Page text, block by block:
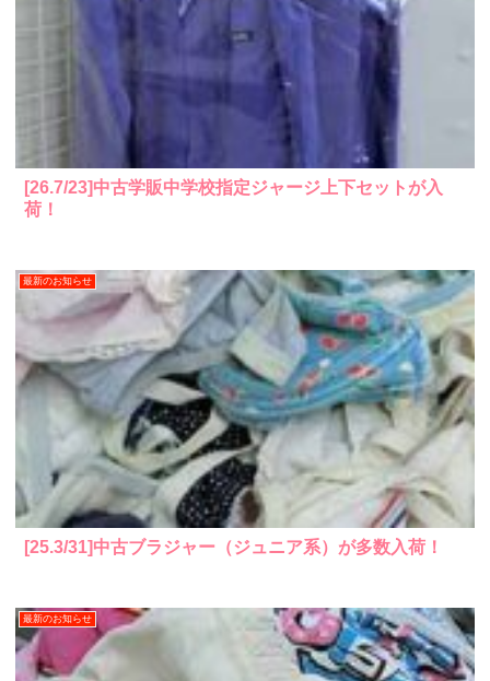
[26.7/23]中古学販中学校指定ジャージ上下セットが入
荷！
最新のお知らせ
[25.3/31]中古ブラジャー（ジュニア系）が多数入荷！
最新のお知らせ